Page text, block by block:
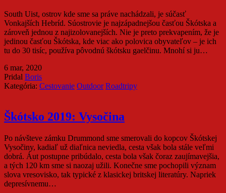
South Uist, ostrov kde sme sa práve nachádzali, je súčasť
Vonkajších Hebríd. Súostrovie je najzápadnejšou časťou Škótska a
zároveň jednou z najizolovanejších. Nie je preto prekvapením, že je
jedinou časťou Škótska, kde viac ako polovica obyvateľov – je ich
tu do 30 tisíc, používa pôvodnú škótsku gaelčinu. Mnohí si ju…
6 mar, 2020
Pridal Boris
Kategória: Cestovanie Outdoor Roadtripy
Škótsko 2019: Vysočina
Po návšteve zámku Drummond sme smerovali do kopcov Škótskej
Vysočiny, kadiaľ už diaľnica neviedla, cesta však bola stále veľmi
dobrá. Áut postupne pribúdalo, cesta bola však čoraz zaujímavejšia,
a tých 120 km sme si naozaj užili. Konečne sme pochopili význam
slova vresovisko, tak typické z klasickej britskej literatúry. Napriek
depresívnemu…